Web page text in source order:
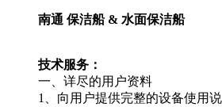
南通 保洁船 & 水面保洁船
技术服务：
一、详尽的用户资料
1、向用户提供完整的设备使用